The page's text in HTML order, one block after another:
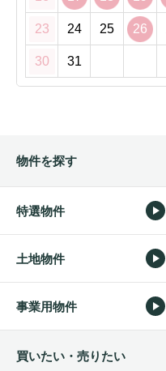
23 24 25 26
30 31
物件を探す
特選物件
土地物件
事業用物件
買いたい・売りたい